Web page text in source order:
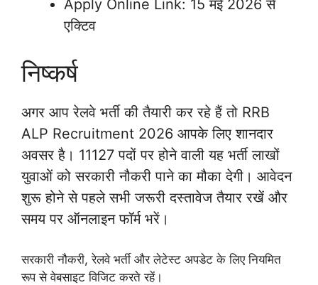
Apply Online Link: 15 मई 2026 से
एक्टिव
निष्कर्ष
अगर आप रेलवे भर्ती की तैयारी कर रहे हैं तो RRB
ALP Recruitment 2026 आपके लिए शानदार
अवसर है। 11127 पदों पर होने वाली यह भर्ती लाखों
युवाओं को सरकारी नौकरी पाने का मौका देगी। आवेदन
शुरू होने से पहले सभी जरूरी दस्तावेज तैयार रखें और
समय पर ऑनलाइन फॉर्म भरें।
सरकारी नौकरी, रेलवे भर्ती और लेटेस्ट अपडेट के लिए नियमित
रूप से वेबसाइट विजिट करते रहें।